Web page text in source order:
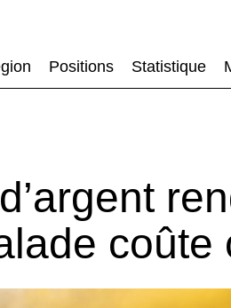
Positions Statistique
coûte